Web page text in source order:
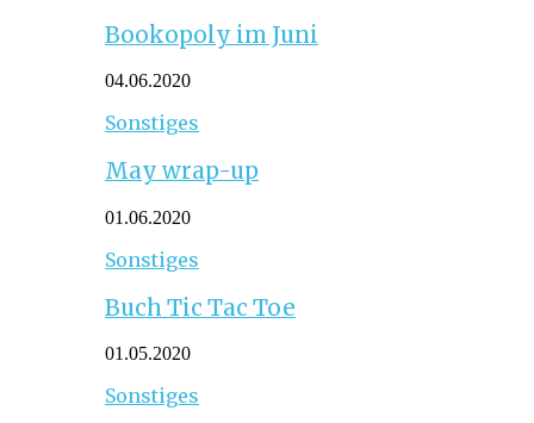
Bookopoly im Juni
04.06.2020
Sonstiges
May wrap-up
01.06.2020
Sonstiges
Buch Tic Tac Toe
01.05.2020
Sonstiges